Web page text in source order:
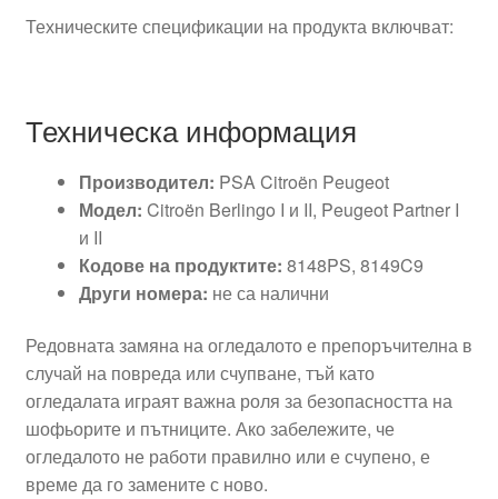
Техническите спецификации на продукта включват:
Техническа информация
Производител: PSA Citroën Peugeot
Модел: Citroën Berlingo I и II, Peugeot Partner I
и II
Кодове на продуктите: 8148PS, 8149C9
Други номера: не са налични
Редовната замяна на огледалото е препоръчителна в
случай на повреда или счупване, тъй като
огледалата играят важна роля за безопасността на
шофьорите и пътниците. Ако забележите, че
огледалото не работи правилно или е счупено, е
време да го замените с ново.